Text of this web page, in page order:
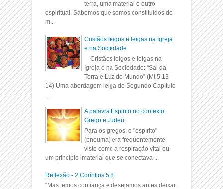
terra, uma material e outro
espiritual. Sabemos que somos constituídos de
m...
Cristãos leigos e leigas na Igreja
e na Sociedade
Cristãos leigos e leigas na
Igreja e na Sociedade: “Sal da
Terra e Luz do Mundo” (Mt 5,13-
14) Uma abordagem leiga do Segundo Capítulo
A palavra Espirito no contexto
Grego e Judeu
Para os gregos, o "espírito"
(pneuma) era frequentemente
visto como a respiração vital ou
um princípio imaterial que se conectava ...
Reflexão - 2 Coríntios 5,8
“Mas temos confiança e desejamos antes deixar